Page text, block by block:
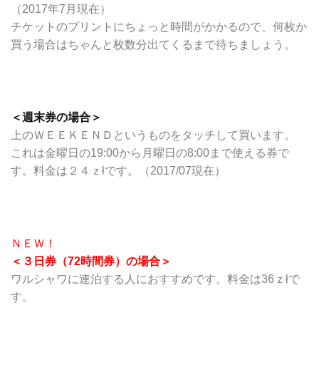
（2017年7月現在）
チケットのプリントにちょっと時間がかかるので、何枚か
買う場合はちゃんと枚数分出てくるまで待ちましょう。
＜週末券の場合＞
上のＷＥＥＫＥＮＤというものをタッチして買います。
これは金曜日の19:00から月曜日の8:00まで使える券で
す。料金は２４ｚłです。（2017/07現在）
ＮＥＷ！
＜３日券（72時間券）の場合＞
ワルシャワに連泊する人におすすめです。料金は36ｚłで
す。